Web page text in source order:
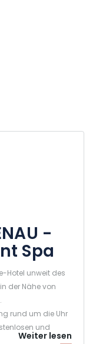
-
Spa
Hotel unweit des
der Nähe von
rund um die Uhr
und
Weiter lesen